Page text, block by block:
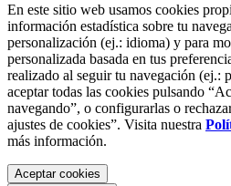
En este sitio web usamos cookies
información estadística sobre tu
personalización (ej.: idioma) y para
personalizada basada en tus
realizado al seguir tu navegación (ej.:
aceptar todas las cookies pulsando
navegando”, o configurarlas o
ajustes de cookies”. Visita nuestra
más información.
Aceptar cookies